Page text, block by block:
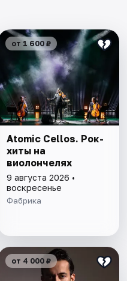
от 1 600 ₽
Atomic Cellos. Рок-
хиты на
виолончелях
9 августа 2026 •
воскресенье
Фабрика
от 4 000 ₽